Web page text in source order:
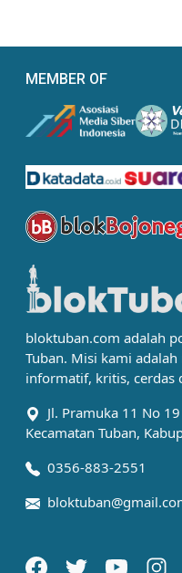
MEMBER OF
bloktuban.com adalah
Tuban. Misi kami
informatif, kritis, cerdas
Jl. Pramuka 11 No
Kecamatan Tuban,
0356-883-2551